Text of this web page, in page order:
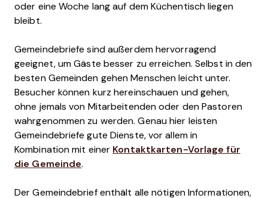
oder eine Woche lang auf dem Küchentisch liegen
bleibt.
Gemeindebriefe sind außerdem hervorragend
geeignet, um Gäste besser zu erreichen. Selbst in den
besten Gemeinden gehen Menschen leicht unter.
Besucher können kurz hereinschauen und gehen,
ohne jemals von Mitarbeitenden oder den Pastoren
wahrgenommen zu werden. Genau hier leisten
Gemeindebriefe gute Dienste, vor allem in
Kombination mit einer Kontaktkarten-Vorlage für
die Gemeinde.
Der Gemeindebrief enthält alle nötigen Informationen,